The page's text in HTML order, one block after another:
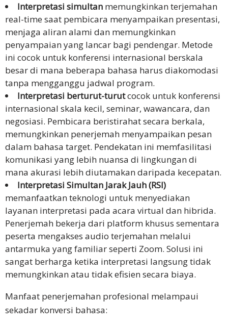
Interpretasi simultan memungkinkan terjemahan
real-time saat pembicara menyampaikan presentasi,
menjaga aliran alami dan memungkinkan
penyampaian yang lancar bagi pendengar. Metode
ini cocok untuk konferensi internasional berskala
besar di mana beberapa bahasa harus diakomodasi
tanpa mengganggu jadwal program.
Interpretasi berturut-turutcocok untuk konferensi
internasional skala kecil, seminar, wawancara, dan
negosiasi. Pembicara beristirahat secara berkala,
memungkinkan penerjemah menyampaikan pesan
dalam bahasa target. Pendekatan ini memfasilitasi
komunikasi yang lebih nuansa di lingkungan di
mana akurasi lebih diutamakan daripada kecepatan.
Interpretasi Simultan Jarak Jauh (RSI)
memanfaatkan teknologi untuk menyediakan
layanan interpretasi pada acara virtual dan hibrida.
Penerjemah bekerja dari platform khusus sementara
peserta mengakses audio terjemahan melalui
antarmuka yang familiar seperti Zoom. Solusi ini
sangat berharga ketika interpretasi langsung tidak
memungkinkan atau tidak efisien secara biaya.
Manfaat penerjemahan profesional melampaui
sekadar konversi bahasa: